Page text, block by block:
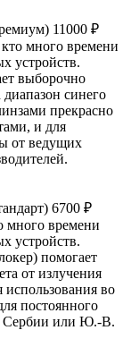
11000 ₽
много времени
устройств.
выборочно
диапазон синего
прекрасно
и для
от ведущих
6700 ₽
много времени
устройств.
помогает
от излучения
во
постоянного
Сербии или Ю.-В.